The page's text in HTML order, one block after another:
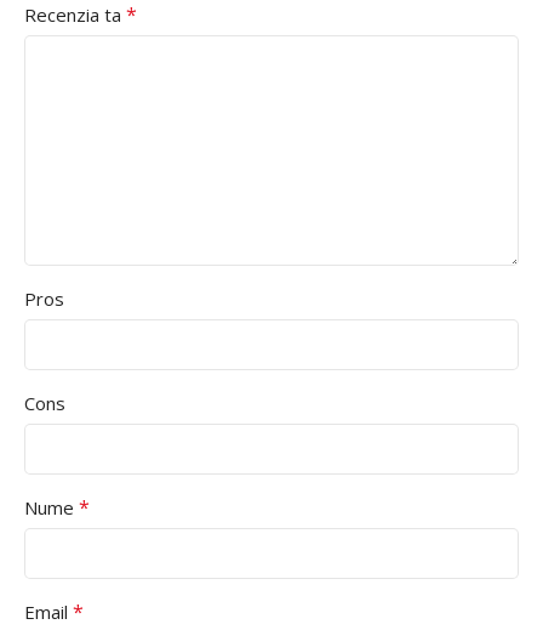
Recenzia ta *
Pros
Cons
Nume *
Email *